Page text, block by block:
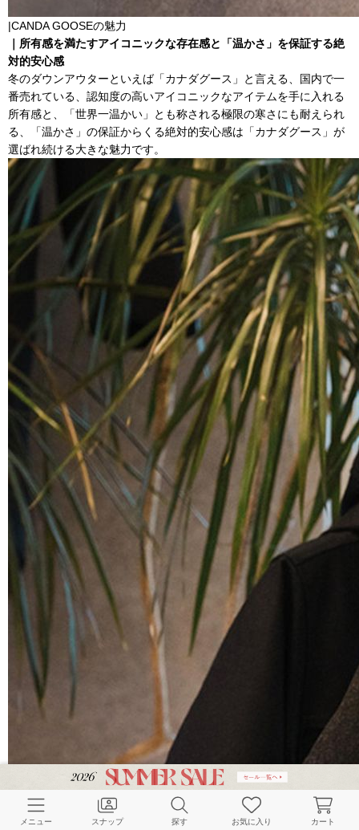
|CANDA GOOSEの魅力
｜所有感を満たすアイコニックな存在感と「温かさ」を保証する絶
対的安心感
冬のダウンアウターといえば「カナダグース」と言える、国内で一
番売れている、認知度の高いアイコニックなアイテムを手に入れる
所有感と、「世界一温かい」とも称される極限の寒さにも耐えられ
る、「温かさ」の保証からくる絶対的安心感は「カナダグース」が
選ばれ続ける大きな魅力です。
メニュー スナップ 探す お気に入り カート